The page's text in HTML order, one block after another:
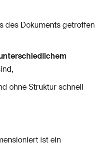
des Dokuments getroffen
ohne Struktur schnell
ist ein